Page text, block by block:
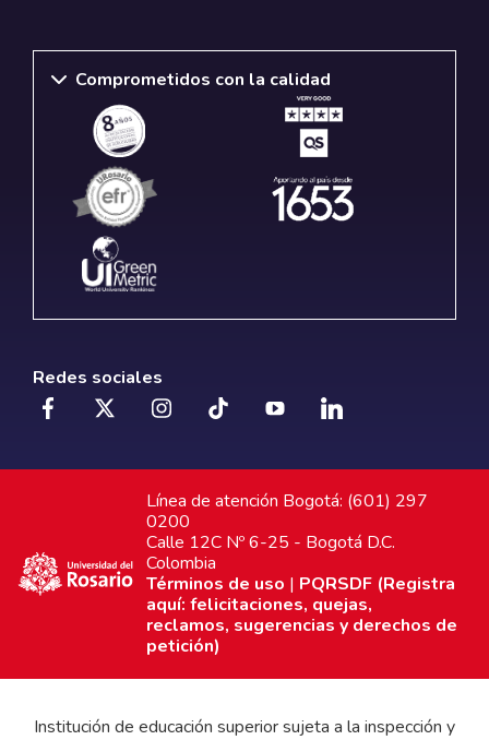
Comprometidos con la calidad
Redes sociales
Línea de atención Bogotá: (601) 297
0200
Calle 12C Nº 6-25 - Bogotá D.C.
Colombia
Términos de uso | PQRSDF (Registra
aquí: felicitaciones, quejas,
reclamos, sugerencias y derechos de
petición)
Institución de educación superior sujeta a la inspección y